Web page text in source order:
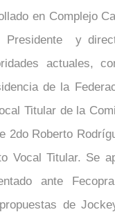
en Complejo
y
actuales,
de la
Titular de la
2do Roberto
Vocal Titular. Se
ante
de